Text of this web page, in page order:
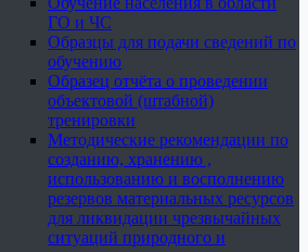
ГО и ЧС
Образцы для подачи сведений по
обучению
Образец отчёта о проведении
объектовой (штабной)
тренировки
Методические рекомендации по
созданию, хранению ,
использованию и восполнению
резервов материальных ресурсов
для ликвидации чрезвычайных
ситуаций природного и